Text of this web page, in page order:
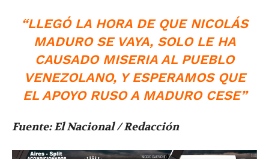
“LLEGÓ LA HORA DE QUE NICOLÁS
MADURO SE VAYA, SOLO LE HA
CAUSADO MISERIA AL PUEBLO
VENEZOLANO, Y ESPERAMOS QUE
EL APOYO RUSO A MADURO CESE”
Fuente: El Nacional / Redacción